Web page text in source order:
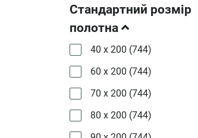
Стандартний розмір
полотна
40 х 200 (744)
60 х 200 (744)
70 х 200 (744)
80 х 200 (744)